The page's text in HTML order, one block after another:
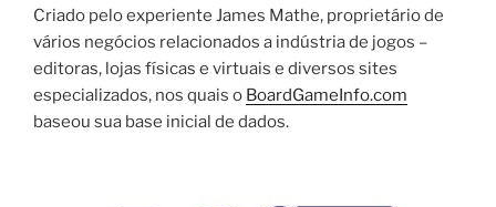
Criado pelo experiente James Mathe, proprietário de
vários negócios relacionados a indústria de jogos –
editoras, lojas físicas e virtuais e diversos sites
especializados, nos quais o BoardGameInfo.com
baseou sua base inicial de dados.